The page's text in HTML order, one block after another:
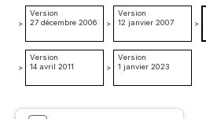
>
Version
27 décembre 2006
>
Version
12 janvier 2007
>
>
Version
14 avril 2011
>
Version
1 janvier 2023